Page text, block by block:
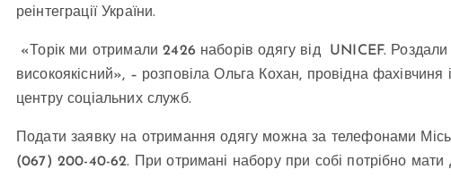
реінтеграції України.
«Торік ми отримали 2426 наборів одягу від UNICEF.
високоякісний», – розповіла Ольга Кохан, провідна фахівчиня
центру соціальних служб.
Подати заявку на отримання одягу можна за телефонами
(067) 200-40-62. При отримані набору при собі потрібно мати